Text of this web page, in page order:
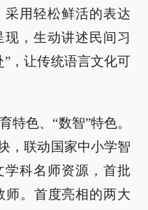
用轻松鲜活的表达
，生动讲述民间习
，让传统语言文化可
特色、“数智”特色。
，联动国家中小学智
科名师资源，首批
师。首度亮相的两大